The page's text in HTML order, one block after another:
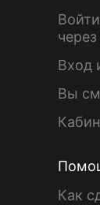
Вход
Вы
Как